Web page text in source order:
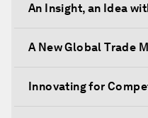
An Insight, an Idea
A New Global Trade
Innovating for